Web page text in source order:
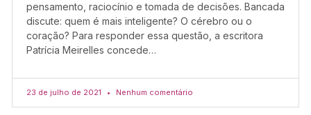
pensamento, raciocínio e tomada de decisões. Bancada
discute: quem é mais inteligente? O cérebro ou o
coração? Para responder essa questão, a escritora
Patrícia Meirelles concede…
23 de julho de 2021 Nenhum comentário